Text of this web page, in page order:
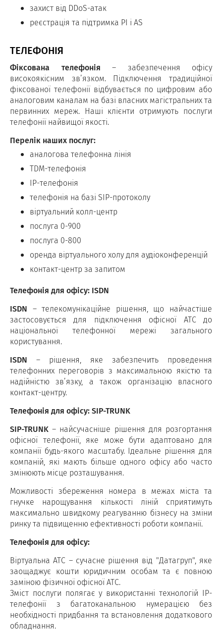
захист від DDoS-атак
реєстрація та підтримка PI і AS
ТЕЛЕФОНІЯ
Фіксована телефонія – забезпечення офісу
високоякісним зв’язком. Підключення традиційної
фіксованої телефонії відбувається по цифровим або
аналоговим каналам на базі власних магістральних та
первинних мереж. Наші клієнти отримують послуги
телефонії найвищої якості.
Перелік наших послуг:
аналогова телефонна лінія
TDM-телефонія
IP-телефонія
телефонія на базі SIP-протоколу
віртуальний колл-центр
послуга 0-900
послуга 0-800
оренда віртуального холу для аудіоконференцій
контакт-центр за запитом
Телефонія для офісу: ISDN
ISDN – телекомунікаційне рішення, що найчастіше
застосовується для підключення офісної АТС до
національної телефонної мережі загального
користування.​
ISDN – рішення, яке забезпечить проведення
телефонних переговорів з максимальною якістю та
надійністю зв’язку, а також організацію власного
контакт-центру.
Телефонія для офісу: SIP-TRUNK
SIP-TRUNK – найсучасніше рішення для розгортання
офісної телефонії, яке може бути адаптовано для
компанії будь-якого масштабу. Ідеальне рішення для
компаній, які мають більше одного офісу або часто
змінюють місце розташування.
Можливості збереження номера в межах міста та
гнучке нарощування кількості ліній сприятимуть
максимально швидкому реагуванню бізнесу на зміни
ринку та підвищенню ефективності роботи компанії.
Телефонія для офісу:
Віртуальна АТС – сучасне рішення від "Датагруп", яке
заощаджує кошти юридичним особам та є повною
заміною фізичної офісної АТС.​
Зміст послуги полягає у використанні технологій ІР-
телефонії з багатоканальною нумерацією без
необхідності придбання та встановлення додаткового
обладнання.